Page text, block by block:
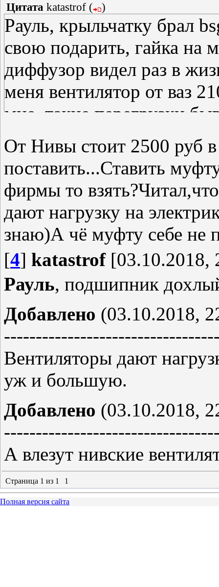
Цитата katastrof ( )
Рауль, крыльчатку брал
свою подарить, гайка на
диффузор видел раз в
меня вентилятор от ваз
мне, такие перегрузки
два вкорячить
От Нивы стоит 2500 руб
поставить...Ставить
фирмы то
дают нагрузку на
знаю)А чё муфту себе не
[4] katastrof[03.10.2018,
Рауль, подшипник
Добавлено (03.10.2018,
Вентиляторы дают
уж и большую.
Добавлено (03.10.2018,
А влезут нивские
Страница 1 из 1 1
Полная версия сайта